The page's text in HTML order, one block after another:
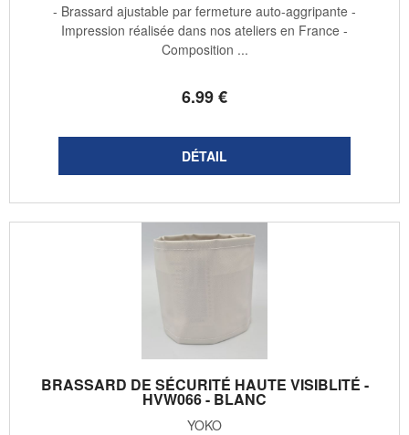
6.99€
- Brassard ajustable par fermeture auto-aggripante -
Impression réalisée dans nos ateliers en France -
Composition ...
BRASSARD DE SÉCURITÉ HAUTE VISIBLITÉ -
HVW066 - BLANC
YOKO